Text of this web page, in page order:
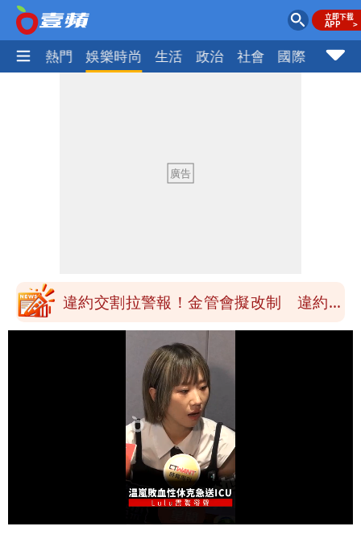
焦點 熱門 娛樂時尚 生活 政治 社會 國際 財經
蔣萬安民調只贏5％「現任優勢去哪？」
影曝 網驚覺不對
違約交割拉警報！金管會擬改制 違約1
慈濟遭詐10億！律師看聲明揪「3點
怪」：不像被害人
藍昔狂譙擋疫苗 慈濟真變「世紀大騙
局」！網朝聖翻車文笑了
川普出重手！禁中國機器人、逆變器進
口 防北京滲透供應鏈
慈濟被騙10億！陳時中一語成讖 王必
勝：時間久看出睿智
白海豚路徑「搖擺」 暴風圈估擦沿岸！
43.21%